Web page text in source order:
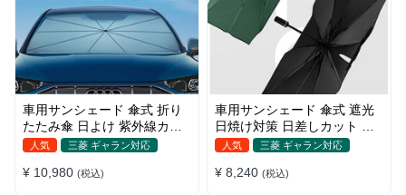
車用サンシェード 傘式 折り
たたみ傘 日よけ 紫外線カッ
ト 車保護 車種汎用 収納便利
人気 三菱 ギャラン対応
¥ 10,980 (税込)
車用サンシェード 傘式 遮光
日焼け対策 日差しカット 断
熱 遮光 窓ガラスブレーカー
バッグ付き 便利グッズ 環境
人気 三菱 ギャラン対応
¥ 8,240 (税込)